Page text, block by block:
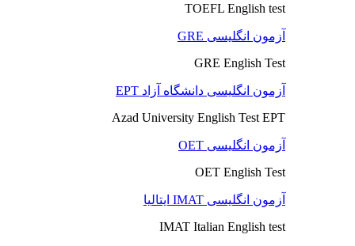
TOEFL English test
آزمون انگلیسی GRE
GRE English Test
آزمون انگلیسی دانشگاه آزاد EPT
Azad University English Test EPT
آزمون انگلیسی OET
OET English Test
آزمون انگلیسی IMAT ایتالیا
IMAT Italian English test